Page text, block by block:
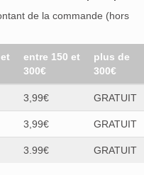
de la commande (hors
entre 150 et
300€
plus de
300€
3,99€ GRATUIT
3,99€ GRATUIT
3.99€ GRATUIT